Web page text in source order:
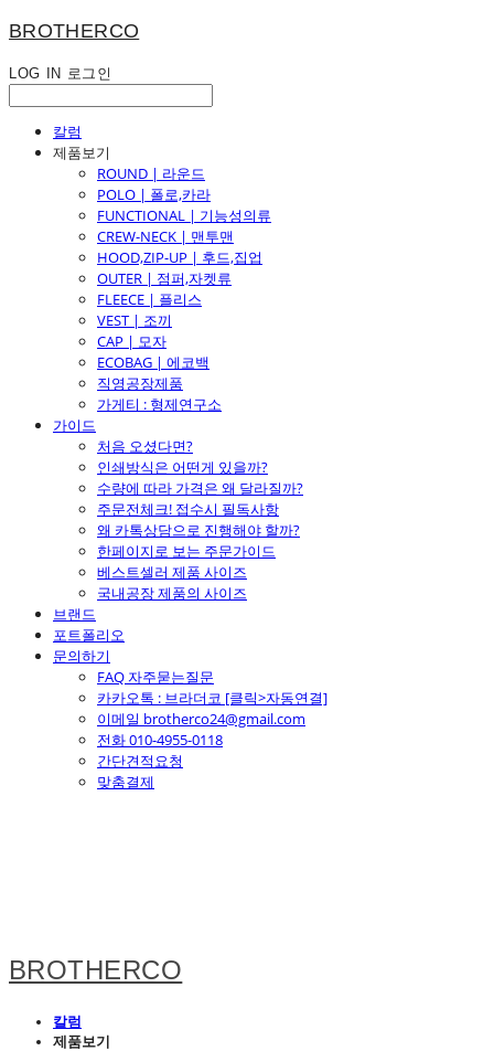
BROTHERCO
LOG IN 로그인
칼럼
제품보기
ROUND | 라운드
POLO | 폴로,카라
FUNCTIONAL | 기능성의류
CREW-NECK | 맨투맨
HOOD,ZIP-UP | 후드,집업
OUTER | 점퍼,자켓류
FLEECE | 플리스
VEST | 조끼
CAP | 모자
ECOBAG | 에코백
직영공장제품
가게티 : 형제연구소
가이드
처음 오셨다면?
인쇄방식은 어떤게 있을까?
수량에 따라 가격은 왜 달라질까?
주문전체크! 접수시 필독사항
왜 카톡상담으로 진행해야 할까?
한페이지로 보는 주문가이드
베스트셀러 제품 사이즈
국내공장 제품의 사이즈
브랜드
포트폴리오
문의하기
FAQ 자주묻는질문
카카오톡 : 브라더코 [클릭>자동연결]
이메일 brotherco24@gmail.com
전화 010-4955-0118
간단견적요청
맞춤결제
BROTHERCO
칼럼
제품보기